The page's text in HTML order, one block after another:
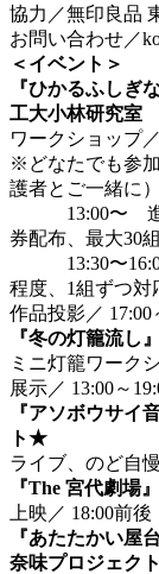
協力／無印良品
お問い合わせ／
＜イベント＞
『ひかるふしぎ
工大小林研究室
ワークショップ
※どなたでも参
護者とご一緒に）
13:00〜 進修
券配布、最大30組
13:30〜16:00
程度、1組ずつ対
作品投影／
『冬の灯籠流し
ミニ灯籠ワーク
展示／ 13:00～
『アソボウサイ
ト★
ライブ、のど自
『The 宮代劇場
上映／ 18:00前
『あたたかい屋
奈味プロジェク